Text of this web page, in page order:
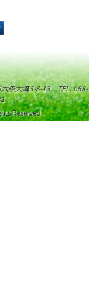
条大溝3-8-13 TEL: 058-
Reserved.